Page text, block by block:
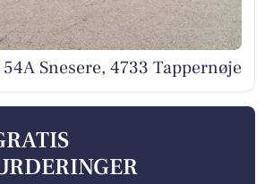
Snesere, 4733 Tappernøje